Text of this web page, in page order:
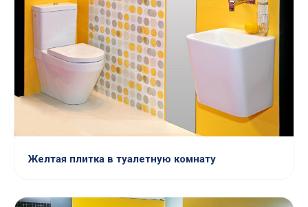
Желтая плитка в туалетную комнату